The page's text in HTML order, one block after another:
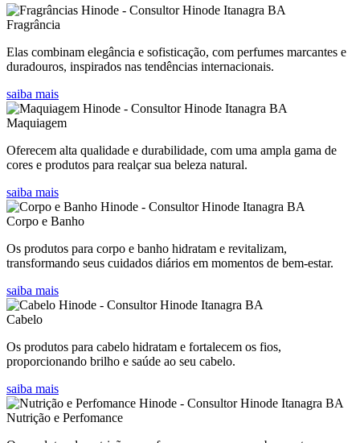
Fragrância
Elas combinam elegância e sofisticação, com perfumes marcantes e
duradouros, inspirados nas tendências internacionais.
saiba mais
Maquiagem
Oferecem alta qualidade e durabilidade, com uma ampla gama de
cores e produtos para realçar sua beleza natural.
saiba mais
Corpo e Banho
Os produtos para corpo e banho hidratam e revitalizam,
transformando seus cuidados diários em momentos de bem-estar.
saiba mais
Cabelo
Os produtos para cabelo hidratam e fortalecem os fios,
proporcionando brilho e saúde ao seu cabelo.
saiba mais
Nutrição e Perfomance